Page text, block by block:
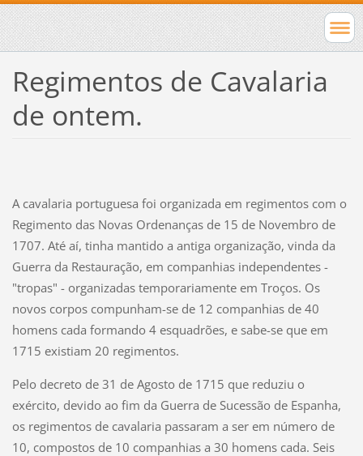
Regimentos de Cavalaria
de ontem.
A cavalaria portuguesa foi organizada em regimentos com o
Regimento das Novas Ordenanças de 15 de Novembro de
1707. Até aí, tinha mantido a antiga organização, vinda da
Guerra da Restauração, em companhias independentes -
"tropas" - organizadas temporariamente em Troços. Os
novos corpos compunham-se de 12 companhias de 40
homens cada formando 4 esquadrões, e sabe-se que em
1715 existiam 20 regimentos.
Pelo decreto de 31 de Agosto de 1715 que reduziu o
exército, devido ao fim da Guerra de Sucessão de Espanha,
os regimentos de cavalaria passaram a ser em número de
10, compostos de 10 companhias a 30 homens cada. Seis